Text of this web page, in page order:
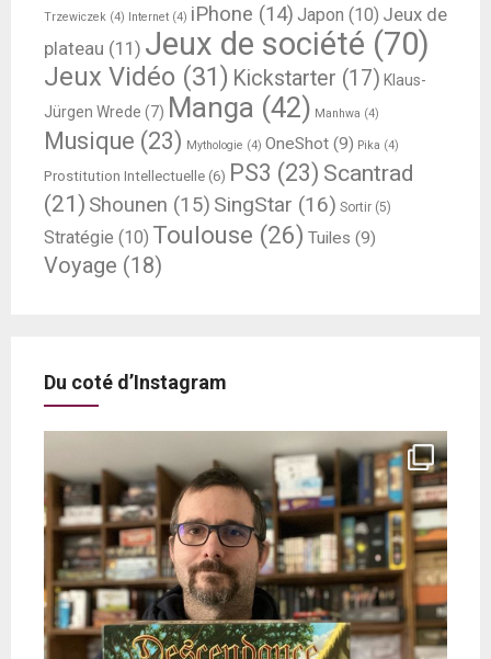
Trzewiczek (4) Internet (4) iPhone (14) Japon (10) Jeux de
plateau (11) Jeux de société (70)
Jeux Vidéo (31) Kickstarter (17) Klaus-
Jürgen Wrede (7) Manga (42) Manhwa (4)
Musique (23) Mythologie (4) OneShot (9) Pika (4)
Prostitution Intellectuelle (6) PS3 (23) Scantrad
(21) Shounen (15) SingStar (16) Sortir (5)
Stratégie (10) Toulouse (26) Tuiles (9)
Voyage (18)
Du coté d’Instagram